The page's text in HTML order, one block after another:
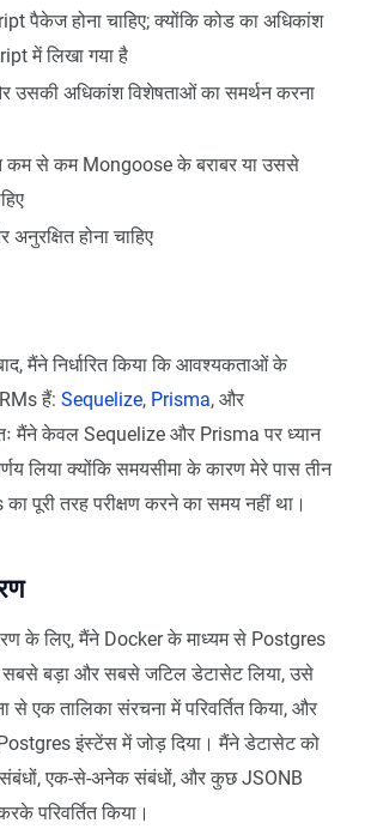
पैकेज होना चाहिए; क्योंकि कोड का अधिकांश
में लिखा गया है
उसकी अधिकांश विशेषताओं का समर्थन करना
कम से कम Mongoose के बराबर या उससे
होना चाहिए
मैंने निर्धारित किया कि आवश्यकताओं के
हैं: Sequelize, Prisma, और
मैंने केवल Sequelize और Prisma पर ध्यान
लिया क्योंकि समयसीमा के कारण मेरे पास तीन
पूरी तरह परीक्षण करने का समय नहीं था।
के लिए, मैंने Docker के माध्यम से Postgres
सबसे बड़ा और सबसे जटिल डेटासेट लिया, उसे
से एक तालिका संरचना में परिवर्तित किया, और
इंस्टेंस में जोड़ दिया। मैंने डेटासेट को
एक-से-अनेक संबंधों, और कुछ JSONB
परिवर्तित किया।